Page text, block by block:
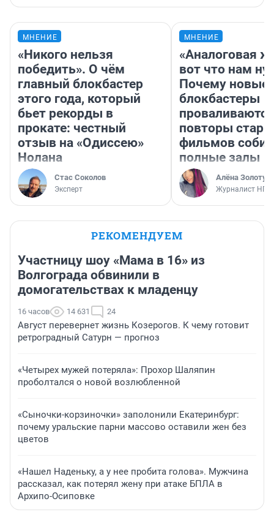
МНЕНИЕ
«Никого нельзя
победить». О чём
главный блокбастер
этого года, который
бьет рекорды в
прокате: честный
отзыв на «Одиссею»
Нолана
Стас Соколов
Эксперт
МНЕНИЕ
«Аналоговая
вот что нам
Почему новые
блокбастеры
повторы
фильмов
полные залы
Алёна
Журналист НГС
РЕКОМЕНДУЕМ
Участницу шоу «Мама в 16» из
Волгограда обвинили в
домогательствах к младенцу
16 часов 14 631 24
Август перевернет жизнь Козерогов. К чему готовит
ретроградный Сатурн — прогноз
«Четырех мужей потеряла»: Прохор Шаляпин
проболтался о новой возлюбленной
«Сыночки-корзиночки» заполонили Екатеринбург:
почему уральские парни массово оставили жен без
цветов
«Нашел Наденьку, а у нее пробита голова». Мужчина
рассказал, как потерял жену при атаке БПЛА в
Архипо-Осиповке